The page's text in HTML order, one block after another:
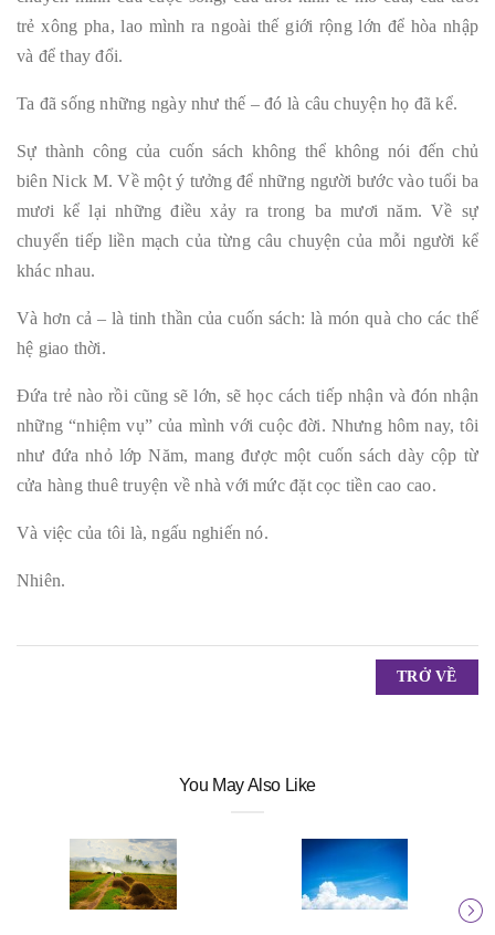
trẻ xông pha, lao mình ra ngoài thế giới rộng lớn để hòa nhập
và để thay đổi.
Ta đã sống những ngày như thế – đó là câu chuyện họ đã kể.
Sự thành công của cuốn sách không thể không nói đến chủ
biên Nick M. Về một ý tưởng để những người bước vào tuổi ba
mươi kể lại những điều xảy ra trong ba mươi năm. Về sự
chuyển tiếp liền mạch của từng câu chuyện của mỗi người kể
khác nhau.
Và hơn cả – là tinh thần của cuốn sách: là món quà cho các thế
hệ giao thời.
Đứa trẻ nào rồi cũng sẽ lớn, sẽ học cách tiếp nhận và đón nhận
những “nhiệm vụ” của mình với cuộc đời. Nhưng hôm nay, tôi
như đứa nhỏ lớp Năm, mang được một cuốn sách dày cộp từ
cửa hàng thuê truyện về nhà với mức đặt cọc tiền cao cao.
Và việc của tôi là, ngấu nghiến nó.
Nhiên.
TRỞ VỀ
You May Also Like